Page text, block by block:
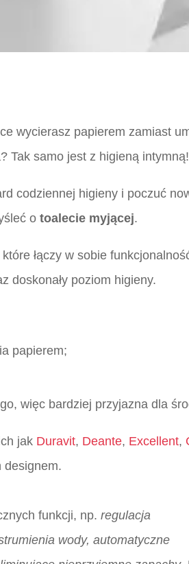
wycierasz papierem zamiast
Tak samo jest z higieną intymną!
codziennej higieny i poczuć
otoalecie myjącej.
łączy w sobie
doskonały poziom higieny.
papierem;
więc bardziej przyjazna dla
jak Duravit, Deante, Excellent,
designem.
funkcji, np.regulacja
wody, automatyczne